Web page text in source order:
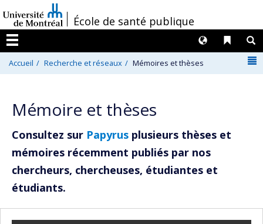
au
contenu
/École de santé publique
Menu
Liens
Langues
Accueil Recherche et réseaux Mémoires et thèses
Mémoire et thèses
Consultez sur Papyrus plusieurs thèses et
mémoires récemment publiés par nos
chercheurs, chercheuses, étudiantes et
étudiants.